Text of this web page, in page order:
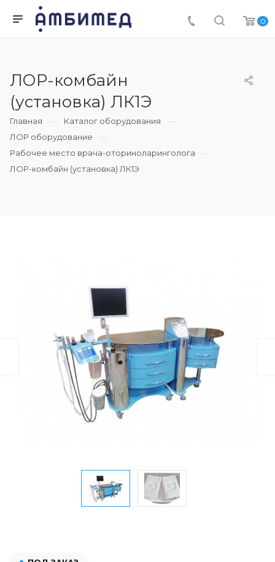
0
ЛОР-комбайн
(установка) ЛК1Э
Главная
Каталог оборудования
ЛОР оборудование
Рабочее место врача-оториноларинголога
ЛОР-комбайн (установка) ЛК1Э